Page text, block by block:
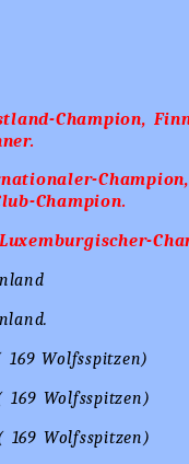
Champion,
Champion.
Wolfsspitzen)
Wolfsspitzen)
Wolfsspitzen)